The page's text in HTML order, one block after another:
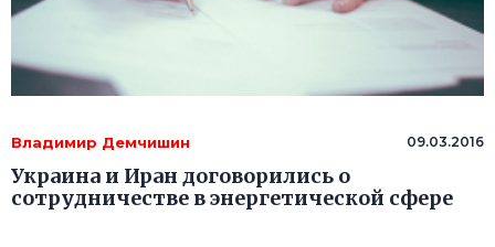
Владимир Демчишин 09.03.2016
Украина и Иран договорились о
сотрудничестве в энергетической сфере